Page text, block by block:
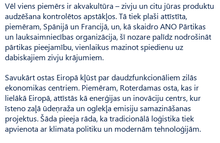
Vēl viens piemērs ir akvakultūra – zivju un citu jūras produktu
audzēšana kontrolētos apstākļos. Tā tiek plaši attīstīta,
piemēram, Spānijā un Francijā, un, kā skaidro ANO Pārtikas
un lauksaimniecības organizācija, šī nozare palīdz nodrošināt
pārtikas pieejamību, vienlaikus mazinot spiedienu uz
dabiskajiem zivju krājumiem.
Savukārt ostas Eiropā kļūst par daudzfunkcionāliem zilās
ekonomikas centriem. Piemēram, Roterdamas osta, kas ir
lielākā Eiropā, attīstās kā enerģijas un inovāciju centrs, kur
īsteno zaļā ūdeņraža un oglekļa emisiju samazināšanas
projektus. Šāda pieeja rāda, ka tradicionālā loģistika tiek
apvienota ar klimata politiku un modernām tehnoloģijām.